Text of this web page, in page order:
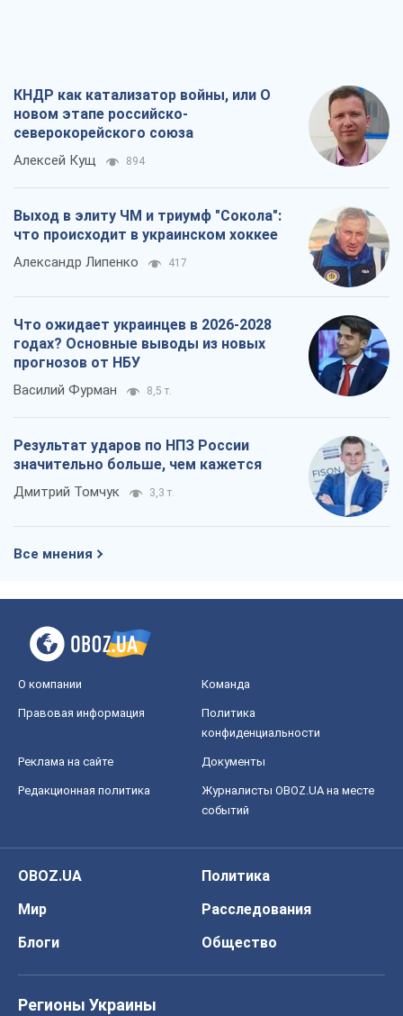
КНДР как катализатор войны, или О
новом этапе российско-
северокорейского союза
Алексей Кущ 894
Выход в элиту ЧМ и триумф "Сокола":
что происходит в украинском хоккее
Александр Липенко 417
Что ожидает украинцев в 2026-2028
годах? Основные выводы из новых
прогнозов от НБУ
Василий Фурман 8,5 т.
Результат ударов по НПЗ России
значительно больше, чем кажется
Дмитрий Томчук 3,3 т.
Все мнения
О компании Команда
Правовая информация
Политика
конфиденциальности
Реклама на сайте Документы
Редакционная политика
Журналисты OBOZ.UA на месте
событий
OBOZ.UA
Политика
Мир
Расследования
Блоги
Общество
Регионы Украины